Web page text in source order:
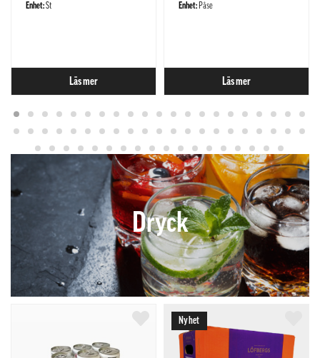
Enhet:St
Läs mer
Enhet: Påse
Läs mer
Dryck
Nyhet